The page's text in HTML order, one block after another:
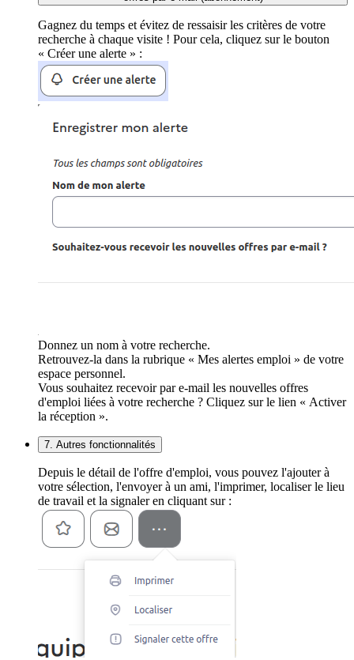
Gagnez du temps et évitez de ressaisir les critères de votre
recherche à chaque visite ! Pour cela, cliquez sur le bouton
« Créer une alerte » :
Donnez un nom à votre recherche.
Retrouvez-la dans la rubrique « Mes alertes emploi » de votre
espace personnel.
Vous souhaitez recevoir par e-mail les nouvelles offres
d'emploi liées à votre recherche ? Cliquez sur le lien « Activer
la réception ».
7. Autres fonctionnalités
Depuis le détail de l'offre d'emploi, vous pouvez l'ajouter à
votre sélection, l'envoyer à un ami, l'imprimer, localiser le lieu
de travail et la signaler en cliquant sur :